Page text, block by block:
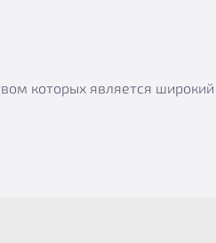
которых является